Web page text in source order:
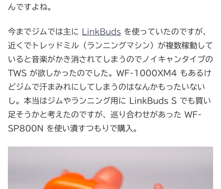
んですよね。
今までジムでは主に LinkBuds を使っていたのですが、
近くでトレッドミル（ランニングマシン）が複数稼動して
いると音楽がかき消されてしまうのでノイキャンタイプの
TWS が欲しかったのでした。WF-1000XM4 もあるけ
どジムで汗まみれにしてしまうのはなんかもったいない
し。本当はジムやランニング用に LinkBuds S でも買い
足そうかと考えたのですが、巡り合わせがあった WF-
SP800N を使い潰すつもりで購入。